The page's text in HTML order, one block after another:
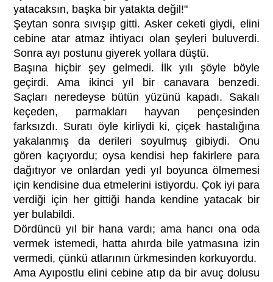
yatacaksın, başka bir yatakta değil!"
Şeytan sonra sıvışıp gitti. Asker ceketi giydi, elini
cebine atar atmaz ihtiyacı olan şeyleri buluverdi.
Sonra ayı postunu giyerek yollara düştü.
Başına hiçbir şey gelmedi. İlk yılı şöyle böyle
geçirdi. Ama ikinci yıl bir canavara benzedi.
Saçları neredeyse bütün yüzünü kapadı. Sakalı
keçeden, parmakları hayvan pençesinden
farksızdı. Suratı öyle kirliydi ki, çiçek hastalığına
yakalanmış da derileri soyulmuş gibiydi. Onu
gören kaçıyordu; oysa kendisi hep fakirlere para
dağıtıyor ve onlardan yedi yıl boyunca ölmemesi
için kendisine dua etmelerini istiyordu. Çok iyi para
verdiği için her gittiği handa kendine yatacak bir
yer bulabildi.
Dördüncü yıl bir hana vardı; ama hancı ona oda
vermek istemedi, hatta ahırda bile yatmasına izin
vermedi, çünkü atlarının ürkmesinden korkuyordu.
Ama Ayıpostlu elini cebine atıp da bir avuç dolusu